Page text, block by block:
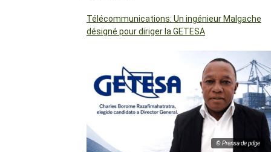
Télécommunications: Un ingénieur Malgache
désigné pour diriger la GETESA
© Prensa de pdge